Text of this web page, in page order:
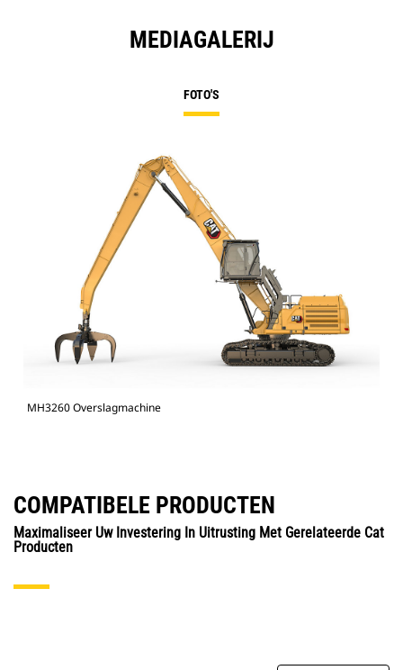
MEDIAGALERIJ
FOTO'S
MH3260 Overslagmachine
COMPATIBELE PRODUCTEN
Maximaliseer Uw Investering In Uitrusting Met Gerelateerde Cat
Producten